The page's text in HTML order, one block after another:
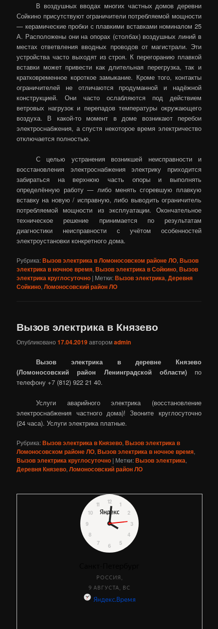
В воздушных вводах многих частных домов деревни
Сойкино присутствуют ограничители потребляемой мощности
— керамические пробки с плавкими вставками номиналом 25
А. Расположены они на опорах (столбах) воздушных линий в
местах ответвления вводных проводов от магистрали. Эти
устройства часто выходят из строя. К перегоранию плавкой
вставки может привести как длительная перегрузка, так и
кратковременное короткое замыкание. Кроме того, контакты
ограничителей не отличаются продуманной и надёжной
конструкцией. Они часто ослабляются под действием
ветровых нагрузок и перепадов температуры окружающего
воздуха. В какой-то момент в доме возникают перебои
электроснабжения, а спустя некоторое время электричество
отключается полностью.
С целью устранения возникшей неисправности и
восстановления электроснабжения электрику приходится
забираться на верхнюю часть опоры и выполнять
определённую работу — либо менять сгоревшую плавкую
вставку на новую / исправную, либо выводить ограничитель
потребляемой мощности из эксплуатации. Окончательное
техническое решение принимается по результатам
диагностики неисправности с учётом особенностей
электроустановки конкретного дома.
Рубрика:Вызов электрика в Ломоносовском районе ЛО,Вызов
электрика в ночное время,Вызов электрика в Сойкино,Вызов
электрика круглосуточно | Метки:Вызов электрика,Деревня
Сойкино,Ломоносовский район ЛО
Вызов электрика в Князево
Опубликовано17.04.2019авторомadmin
Вызов электрика в деревне Князево
(Ломоносовский район Ленинградской области)по
телефону +7 (812) 922 21 40.
Услуги аварийного электрика (восстановление
электроснабжения частного дома)! Звоните круглосуточно
(24 часа). Услуги электрика платные.
Рубрика:Вызов электрика в Князево,Вызов электрика в
Ломоносовском районе ЛО,Вызов электрика в ночное время,
Вызов электрика круглосуточно | Метки:Вызов электрика,
Деревня Князево,Ломоносовский район ЛО